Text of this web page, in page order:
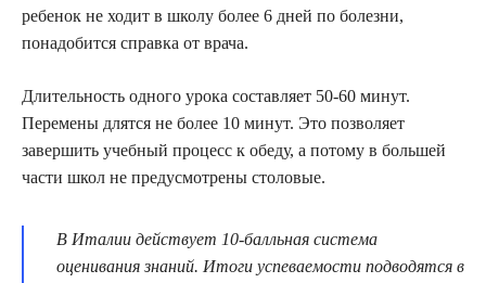
ребенок не ходит в школу более 6 дней по болезни,
понадобится справка от врача.
Длительность одного урока составляет 50-60 минут.
Перемены длятся не более 10 минут. Это позволяет
завершить учебный процесс к обеду, а потому в большей
части школ не предусмотрены столовые.
В Италии действует 10-балльная система
оценивания знаний. Итоги успеваемости подводятся в